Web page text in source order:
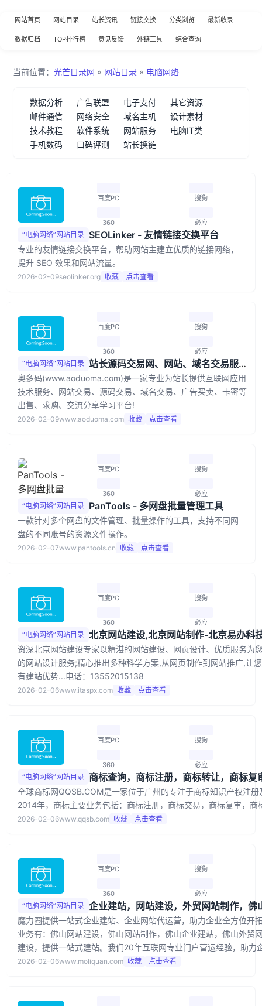
网站首页 网站目录 站长资讯 链接交换 分类浏览 最新收录
数据归档 TOP排行榜 意见反馈 外链工具 综合查询
当前位置： 光芒目录网 » 网站目录» 电脑网络
数据分析 广告联盟 电子支付
其它资源
邮件通信
网络安全 域名主机
设计素材
技术教程
软件系统 网站服务
电脑IT类
手机数码
口碑评测 站长换链
百度PC 搜狗
360 必应
“电脑网络”网站目录 SEOLinker - 友情链接交换平台
专业的友情链接交换平台，帮助网站主建立优质的链接网络，
提升 SEO 效果和网站流量。
2026-02-09seolinker.org 收藏 点击查看
百度PC 搜狗
360 必应
“电脑网络”网站目录 站长源码交易网、网站、域名交易服务中心 - 奥多码
奥多码(www.aoduoma.com)是一家专业为站长提供互联网应用
技术服务、网站交易、源码交易、域名交易、广告买卖、卡密等
出售、求购、交流分享学习平台!
2026-02-09www.aoduoma.com 收藏 点击查看
百度PC 搜狗
360 必应
“电脑网络”网站目录 PanTools - 多网盘批量管理工具
一款针对多个网盘的文件管理、批量操作的工具，支持不同网
盘的不同账号的资源文件操作。
2026-02-07www.pantools.cn 收藏 点击查看
百度PC 搜狗
360 必应
“电脑网络”网站目录
资深北京网站建设专家以精湛的网站建设、网页设计、优质服务为
的网站设计服务;精心推出多种科学方案,从网页制作到网站推广,让
有建站优势...电话：13552015138
2026-02-06www.itaspx.com 收藏 点击查看
百度PC 搜狗
360 必应
“电脑网络”网站目录
全球商标网QQSB.COM是一家位于广州的专注于商标知识产权注
2014年，商标主要业务包括：商标注册，商标交易，商标复审，商
2026-02-06www.qqsb.com 收藏 点击查看
百度PC 搜狗
360 必应
“电脑网络”网站目录
魔力圈提供一站式企业建站、企业网站代运营，助力企业全方位开
业务有：佛山网站建设，佛山网站制作，佛山企业建站，佛山外贸
建设，提供一站式建站。我们20年互联网专业门户营运经验，助力
2026-02-06www.moliquan.com 收藏 点击查看